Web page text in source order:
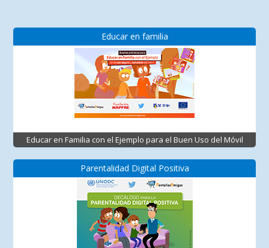
Educar en familia
Educar en Familia con el Ejemplo para el Buen Uso del Móvil
Parentalidad Digital Positiva